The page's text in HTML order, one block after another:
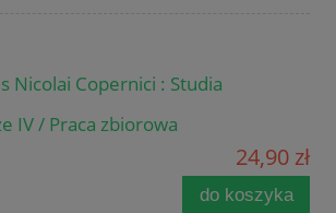
Nicolai Copernici : Studia
IV / Praca zbiorowa
24,90 zł
do koszyka